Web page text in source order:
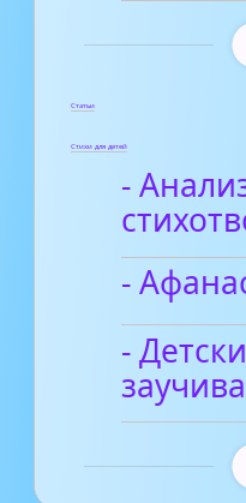
Статьи
Стихи для детей
-
-
-